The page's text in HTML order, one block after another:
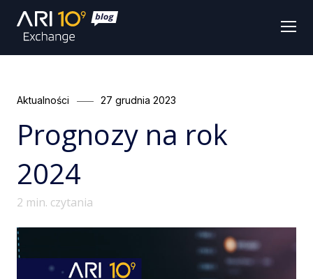
Categories
Aktualności
Posted
27 grudnia 2023
Prognozy na rok
2024
2 min. czytania